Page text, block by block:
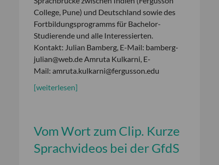
College, Pune) und Deutschland sowie des
Fortbildungsprogramms für Bachelor-
Studierende und alle Interessierten.
Kontakt: Julian Bamberg, E-Mail: bamberg-
julian@web.de Amruta Kulkarni, E-
Mail: amruta.kulkarni@fergusson.edu
[weiterlesen]
Vom Wort zum Clip. Kurze
Sprachvideos bei der GfdS